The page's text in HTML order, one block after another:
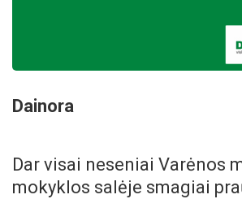
Dainora
Dar visai neseniai Varėnos
mokyklos salėje smagiai